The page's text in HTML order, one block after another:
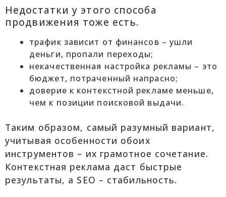
Недостатки у этого способа
продвижения тоже есть.
трафик зависит от финансов – ушли
деньги, пропали переходы;
некачественная настройка рекламы – это
бюджет, потраченный напрасно;
доверие к контекстной рекламе меньше,
чем к позиции поисковой выдачи.
Таким образом, самый разумный вариант,
учитывая особенности обоих
инструментов – их грамотное сочетание.
Контекстная реклама даст быстрые
результаты, а SEO – стабильность.